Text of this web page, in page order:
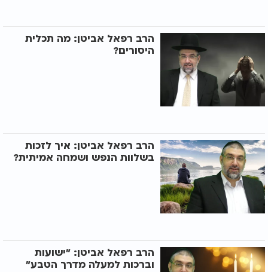
הרב רפאל אביטן: מה תכלית
היסורים?
הרב רפאל אביטן: איך לזכות
בשלוות הנפש ושמחה אמיתית?
הרב רפאל אביטן: "ישועות
וברכות למעלה מדרך הטבע"